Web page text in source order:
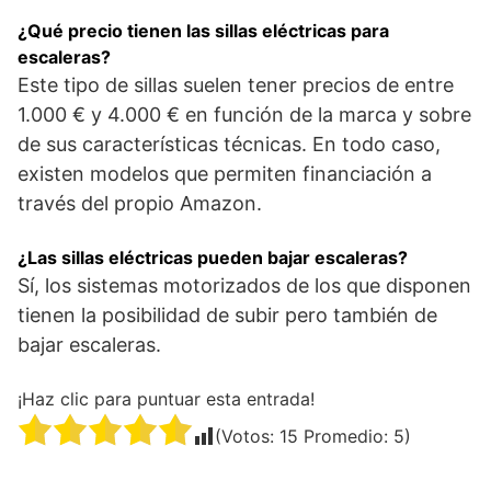
¿Qué precio tienen las sillas eléctricas para
escaleras?
Este tipo de sillas suelen tener precios de entre
1.000 € y 4.000 € en función de la marca y sobre
de sus características técnicas. En todo caso,
existen modelos que permiten financiación a
través del propio Amazon.
¿Las sillas eléctricas pueden bajar escaleras?
Sí, los sistemas motorizados de los que disponen
tienen la posibilidad de subir pero también de
bajar escaleras.
¡Haz clic para puntuar esta entrada!
(Votos: 15 Promedio: 5)